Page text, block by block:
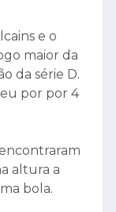
e o
maior da
da série D.
por por 4
altura a
bola.